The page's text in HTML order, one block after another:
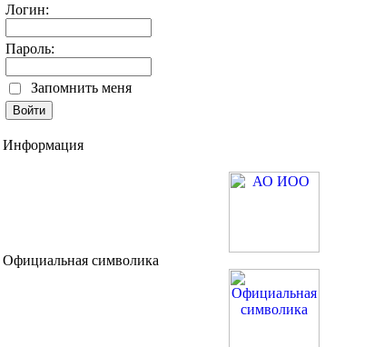
Логин:
Пароль:
Запомнить меня
Информация
Официальная символика